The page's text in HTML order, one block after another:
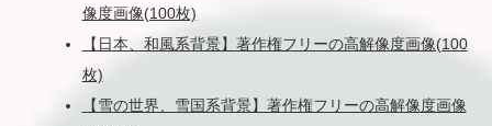
像度画像(100枚)
【日本、和風系背景】著作権フリーの高解像度画像(100
枚)
【雪の世界、雪国系背景】著作権フリーの高解像度画像